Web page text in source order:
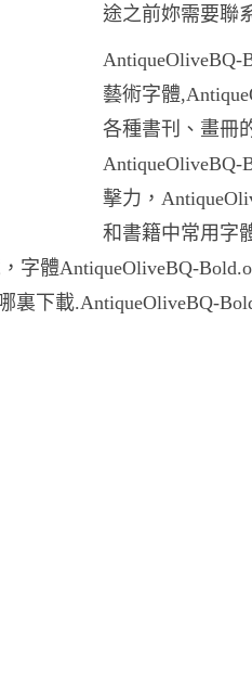
途之前妳需要聯
AntiqueOliveBQ-
藝術字體
各種書刊、畫冊
AntiqueOliveBQ-
擊力，
和書籍中常用字
字體AntiqueOliveBQ-
裏下載.AntiqueOliveBQ-